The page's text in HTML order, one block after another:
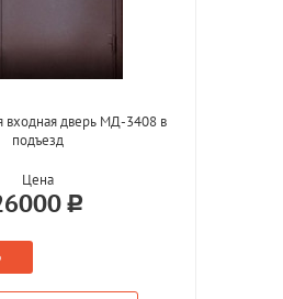
входная дверь МД-3408 в
подъезд
Цена